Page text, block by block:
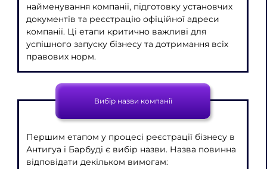
найменування компанії, підготовку установчих
документів та реєстрацію офіційної адреси
компанії. Ці етапи критично важливі для
успішного запуску бізнесу та дотримання всіх
правових норм.
Вибір назви компанії
Першим етапом у процесі реєстрації бізнесу в
Антигуа і Барбуді є вибір назви. Назва повинна
відповідати декільком вимогам: